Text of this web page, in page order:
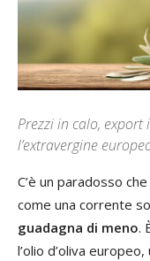
Prezzi in calo,
l’extravergine
C’è un paradosso
come una corrente
guadagna di meno.
l’olio d’oliva